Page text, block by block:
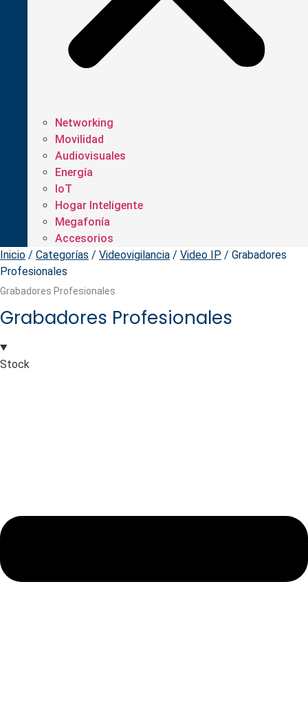
Networking
Movilidad
Audiovisuales
Energía
IoT
Hogar Inteligente
Megafonía
Accesorios
Inicio / Categorías / Videovigilancia / Video IP / Grabadores
Profesionales
Grabadores Profesionales
Grabadores Profesionales
Stock